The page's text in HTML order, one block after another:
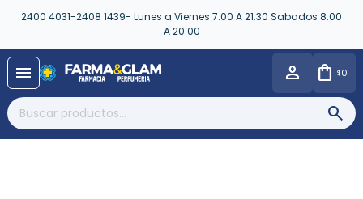
2400 4031-2408 1439- Lunes a Viernes 7:00 A 21:30 Sabados 8:00
A 20:00
menu $0